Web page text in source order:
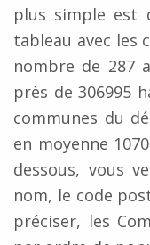
plus simple est
tableau avec les
nombre de 287
près de 306995
communes du
en moyenne
dessous, vous
nom, le code
préciser, les